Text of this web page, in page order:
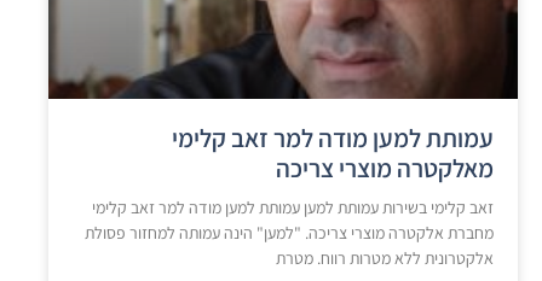
עמותת למען מודה למר זאב קלימי
מאלקטרה מוצרי צריכה
זאב קלימי בשירות עמותת למען עמותת למען מודה למר זאב קלימי
מחברת אלקטרה מוצרי צריכה. "למען" הינה עמותה למחזור פסולת
אלקטרונית ללא מטרות רווח. מטרת